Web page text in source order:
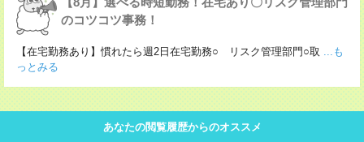
のコツコツ事務！
【在宅勤務あり】慣れたら週2日在宅勤務○ リスク管理部門○取 ...も
っとみる
あなたの閲覧履歴からのオススメ